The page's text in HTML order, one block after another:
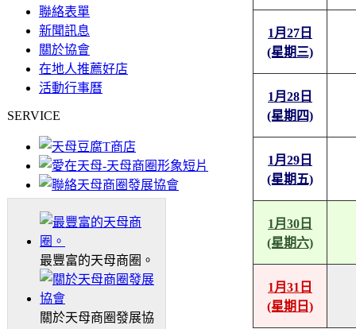
聯絡表單
新聞訊息
關於協會
在地人推薦好店
活動行事曆
SERVICE
最豐富的天母商圈。
關於天母商圈發展協
1月27日
(星期三)
1月28日
(星期四)
1月29日
(星期五)
1月30日
(星期六)
1月31日
(星期日)